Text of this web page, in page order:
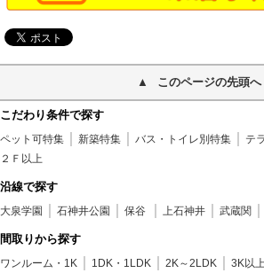
このページの先頭へ
こだわり条件で探す
ペット可特集 新築特集 バス・トイレ別特集
テ
２Ｆ以上
沿線で探す
大泉学園 石神井公園 保谷 上石神井 武蔵関
間取りから探す
ワンルーム・1K 1DK・1LDK 2K～2LDK 3K以